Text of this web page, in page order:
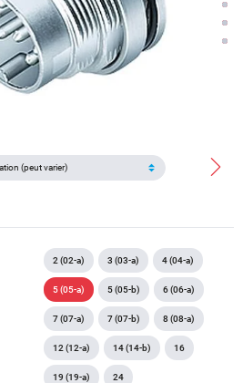
2 (02-a) 3 (03-a) 4 (04-a)
5 (05-a) 5 (05-b) 6 (06-a)
7 (07-a) 7 (07-b) 8 (08-a)
12 (12-a) 14 (14-b) 16
19 (19-a) 24